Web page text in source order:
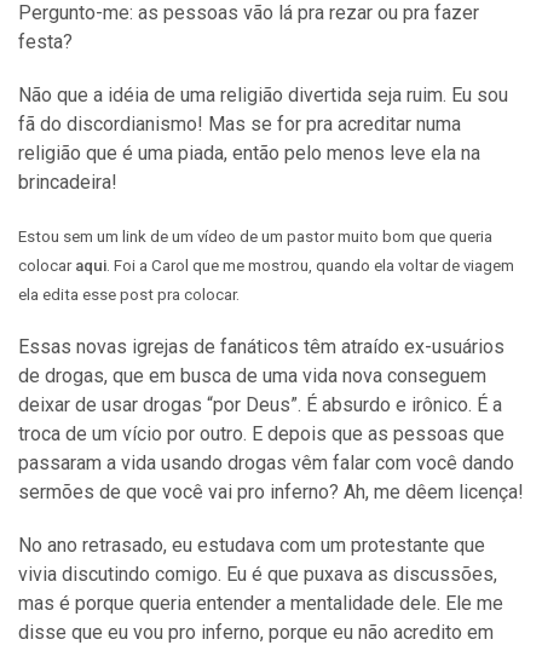
Pergunto-me: as pessoas vão lá pra rezar ou pra fazer
festa?
Não que a idéia de uma religião divertida seja ruim. Eu sou
fã do discordianismo! Mas se for pra acreditar numa
religião que é uma piada, então pelo menos leve ela na
brincadeira!
Estou sem um link de um vídeo de um pastor muito bom que queria
colocar aqui. Foi a Carol que me mostrou, quando ela voltar de viagem
ela edita esse post pra colocar.
Essas novas igrejas de fanáticos têm atraído ex-usuários
de drogas, que em busca de uma vida nova conseguem
deixar de usar drogas “por Deus”. É absurdo e irônico. É a
troca de um vício por outro. E depois que as pessoas que
passaram a vida usando drogas vêm falar com você dando
sermões de que você vai pro inferno? Ah, me dêem licença!
No ano retrasado, eu estudava com um protestante que
vivia discutindo comigo. Eu é que puxava as discussões,
mas é porque queria entender a mentalidade dele. Ele me
disse que eu vou pro inferno, porque eu não acredito em